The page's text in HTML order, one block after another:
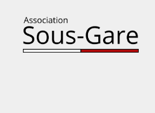
contenu